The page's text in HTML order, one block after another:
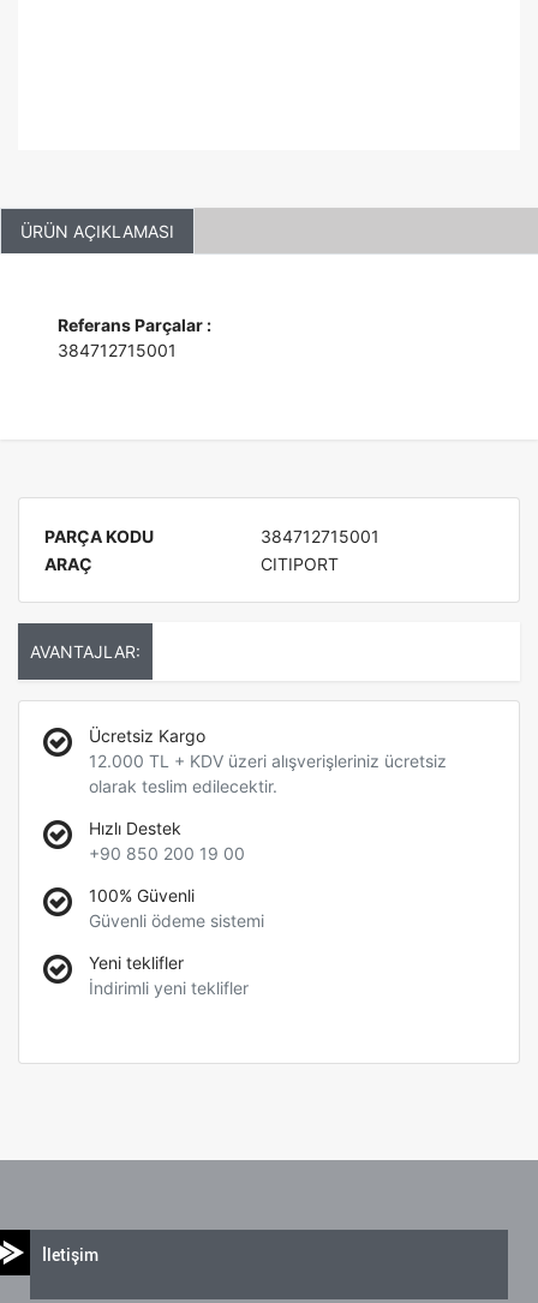
ÜRÜN AÇIKLAMASI
Referans Parçalar :
384712715001
PARÇA KODU
384712715001
ARAÇ
CITIPORT
AVANTAJLAR:
Ücretsiz Kargo
12.000 TL + KDV üzeri alışverişleriniz ücretsiz
olarak teslim edilecektir.
Hızlı Destek
+90 850 200 19 00
100% Güvenli
Güvenli ödeme sistemi
Yeni teklifler
İndirimli yeni teklifler
İletişim